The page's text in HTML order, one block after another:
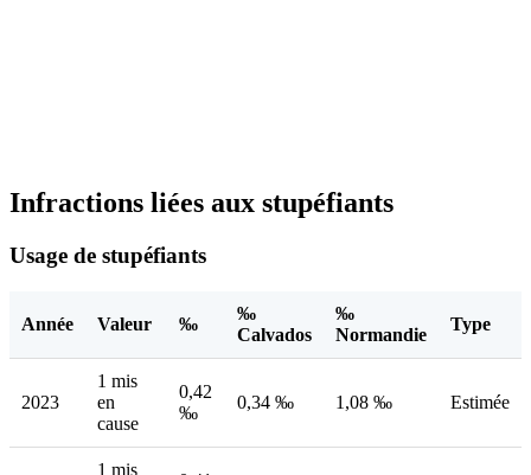
Infractions liées aux stupéfiants
Usage de stupéfiants
Année Valeur ‰
‰
Calvados
‰
Normandie
Type
2023
1 mis
en
cause
0,42
‰
0,34 ‰ 1,08 ‰ Estimée
1 mis